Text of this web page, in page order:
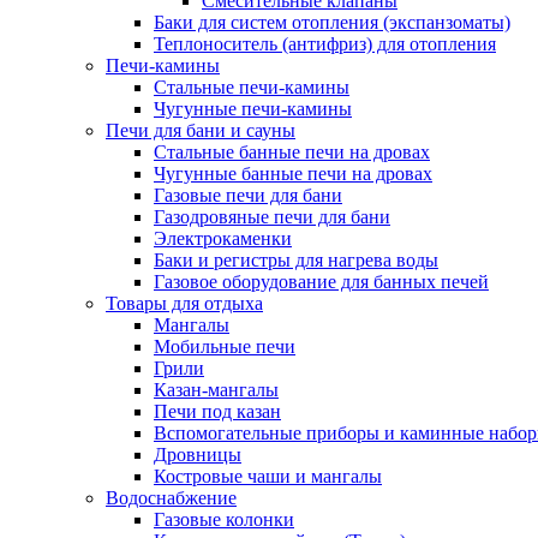
Баки для систем отопления (экспанзоматы)
Теплоноситель (антифриз) для отопления
Печи-камины
Стальные печи-камины
Чугунные печи-камины
Печи для бани и сауны
Стальные банные печи на дровах
Чугунные банные печи на дровах
Газовые печи для бани
Газодровяные печи для бани
Электрокаменки
Баки и регистры для нагрева воды
Газовое оборудование для банных печей
Товары для отдыха
Мангалы
Мобильные печи
Грили
Казан-мангалы
Печи под казан
Вспомогательные приборы и каминные
Дровницы
Костровые чаши и мангалы
Водоснабжение
Газовые колонки